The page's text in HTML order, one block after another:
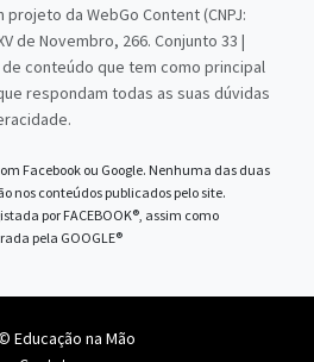
projeto da WebGo Content (CNPJ:
de Novembro, 266. Conjunto 33 |
de conteúdo que tem como principal
respondam todas as suas dúvidas
Facebook ou Google. Nenhuma das duas
nos conteúdos publicados pelo site.
por FACEBOOK®, assim como
pela GOOGLE®
Educação na Mão